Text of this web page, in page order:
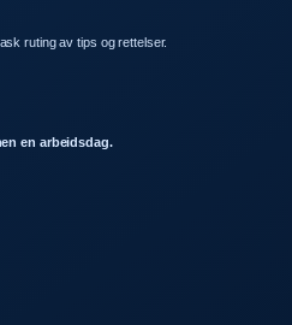
ruting av tips og rettelser.
en arbeidsdag.